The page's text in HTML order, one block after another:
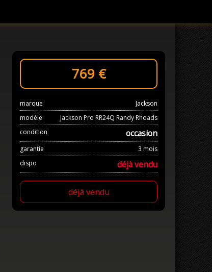
769 €
marque
Jackson
modèle
Jackson Pro RR24Q Randy Rhoads
condition
occasion
garantie
3 mois
dispo
déjà vendu
déjà vendu